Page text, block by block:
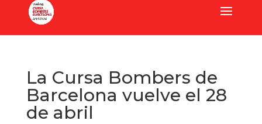
La Cursa Bombers de
Barcelona vuelve el 28
de abril